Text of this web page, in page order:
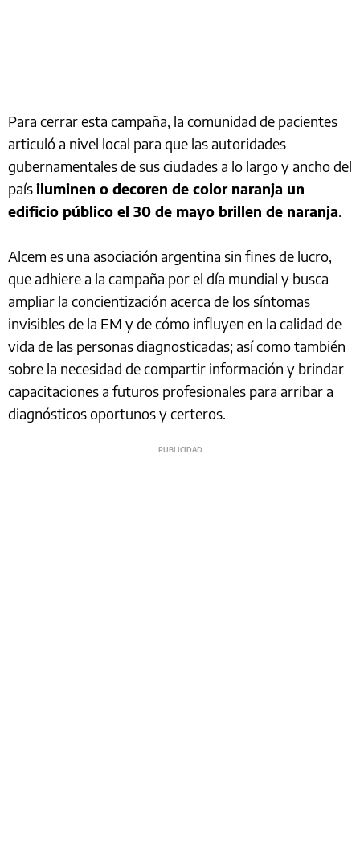
Para cerrar esta campaña, la comunidad de pacientes
articuló a nivel local para que las autoridades
gubernamentales de sus ciudades a lo largo y ancho del
paísiluminen o decoren de color naranja un
edificio público el 30 de mayo brillen de naranja.
Alcem es una asociación argentina sin fines de lucro,
que adhiere a la campaña por el día mundial y busca
ampliar la concientización acerca de los síntomas
invisibles de la EM y de cómo influyen en la calidad de
vida de las personas diagnosticadas; así como también
sobre la necesidad de compartir información y brindar
capacitaciones a futuros profesionales para arribar a
diagnósticos oportunos y certeros.